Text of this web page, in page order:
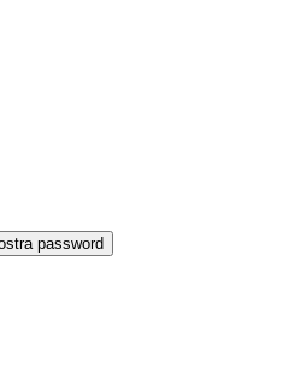
password